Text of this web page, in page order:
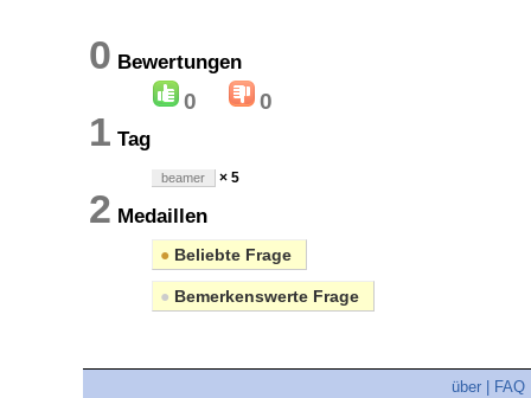
0 Bewertungen
0 0
1 Tag
beamer × 5
2 Medaillen
● Beliebte Frage
● Bemerkenswerte Frage
über FAQ